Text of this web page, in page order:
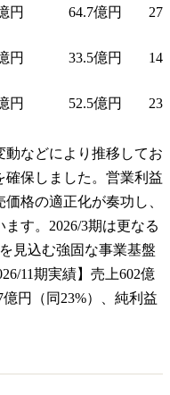
円 64.7億円
円 33.5億円
円 52.5億円
動などにより推移してお
確保しました。営業利益
格の適正化が奏功し、
す。2026/3期は更なる
を見込む強固な事業基盤
11期実績】売上602億
円（同23%）、純利益